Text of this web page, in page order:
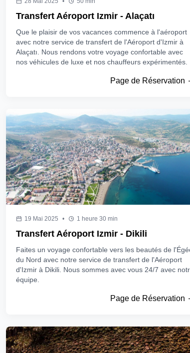
Transfert Aéroport Izmir - Alaçatı
Que le plaisir de vos vacances commence à l'aéroport
avec notre service de transfert de l'Aéroport d'Izmir à
Alaçatı. Nous rendons votre voyage confortable avec
nos véhicules de luxe et nos chauffeurs expérimentés.
Page de Réservation
19 Mai 2025 • 1 heure 30 min
Transfert Aéroport Izmir - Dikili
Faites un voyage confortable vers les beautés de
du Nord avec notre service de transfert de l'Aéroport
d'Izmir à Dikili. Nous sommes avec vous 24/7 avec
équipe.
Page de Réservation